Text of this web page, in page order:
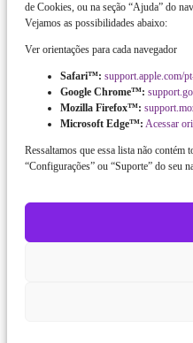
de Cookies, ou na seção “Ajuda” do
Vejamos as possibilidades abaixo:
Ver orientações para cada navegador
Safari™: support.apple.com/
Google Chrome™:
Mozilla Firefox™:
Microsoft Edge™: Acessar
Ressaltamos que essa lista não contém
“Configurações” ou “Suporte” do seu